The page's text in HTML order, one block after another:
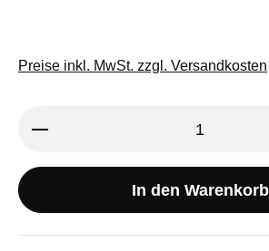
Preise inkl. MwSt. zzgl. Versandkosten
Produkt Anzahl: Gib
In den Warenkorb